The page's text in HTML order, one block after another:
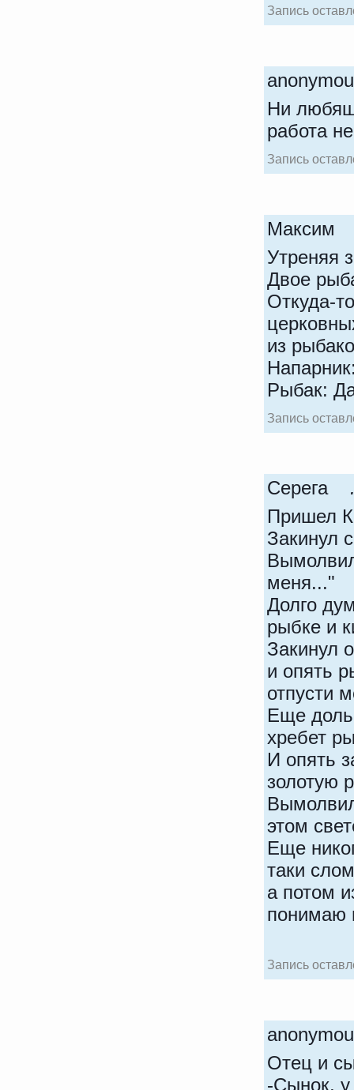
Запись
Ни
работа
Запись
Утреняя
Двое
Откуда-
из
Рыбак:
Запись
Серега
Пришел
Закинул
меня..."
Долго
рыбке и
Закинул
и опять
отпусти
Еще
хребет
И опять
золотую
этом
Еще
таки
а потом
понимаю
Запись
Отец и
-Сынок, у